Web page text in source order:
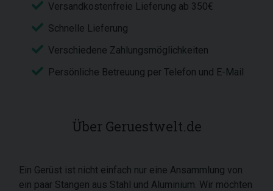
Versandkostenfreie Lieferung ab 350€
Schnelle Lieferung
Verschiedene Zahlungsmöglichkeiten
Persönliche Betreuung per Telefon und E-Mail
Über Geruestwelt.de
Ein Gerüst ist nicht einfach nur eine Ansammlung von
ein paar Stangen aus Stahl und Aluminium. Wir möchten